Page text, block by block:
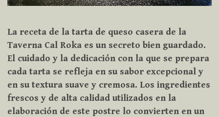
La receta de la tarta de queso casera de la
Taverna Cal Roka es un secreto bien guardado.
El cuidado y la dedicación con la que se prepara
cada tarta se refleja en su sabor excepcional y
en su textura suave y cremosa. Los ingredientes
frescos y de alta calidad utilizados en la
elaboración de este postre lo convierten en un